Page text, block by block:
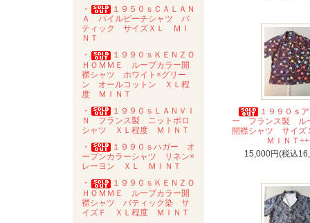
・
１９５０ｓＣＡＬＡＮ
Ａ パイルビーチシャツ バ
ティック サイズＸＬ ＭＩ
ＮＴ
・
１９９０ｓＫＥＮＺＯ
ＨＯＭＭＥ ループカラー開
襟シャツ ホワイト×グリー
ン オールコットン ＸＬ程
度 ＭＩＮＴ
・
１９９０ｓＬＡＮＶＩ
Ｎ フランス製 ニットポロ
シャツ ＸＬ程度 ＭＩＮＴ
・
１９９０ｓハガー オ
ープンカラーシャツ リネン×
レーヨン ＸＬ ＭＩＮＴ
・
１９９０ｓＫＥＮＺＯ
ＨＯＭＭＥ ループカラー開
襟シャツ バティック染 サ
イズＦ ＸＬ程度 ＭＩＮＴ
１９９０ｓ
ー フランス製 ル
開襟シャツ サイ
ＭＩＮＴ
15,000円(税込